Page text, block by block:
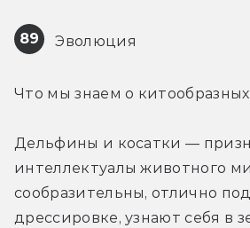
89 Эволюция
Что мы знаем о китообразных
Дельфины и косатки —
интеллектуалы животного
сообразительны, отлично
дрессировке, узнают себя в